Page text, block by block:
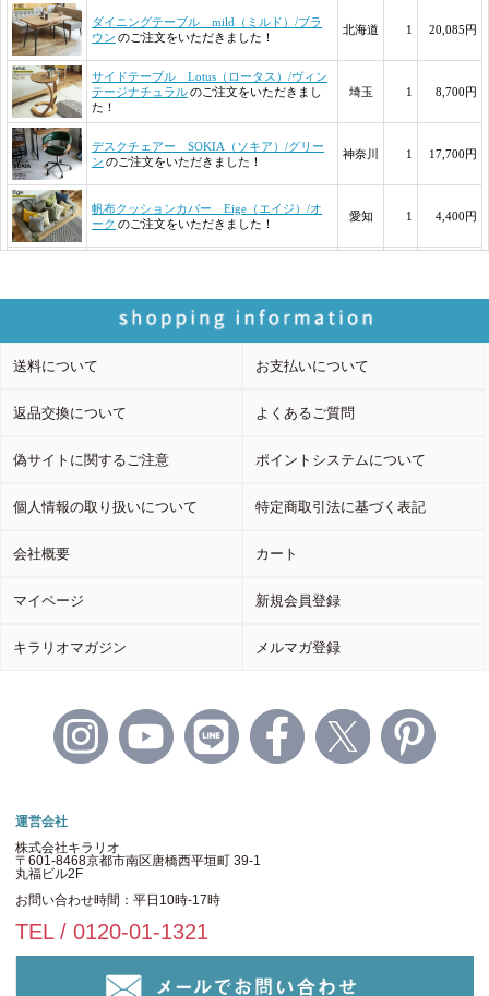
送料について お支払いについて
返品交換について よくあるご質問
偽サイトに関するご注意 ポイントシステムについて
個人情報の取り扱いについて 特定商取引法に基づく表記
会社概要 カート
マイページ 新規会員登録
キラリオマガジン メルマガ登録
運営会社
株式会社キラリオ
〒601-8468京都市南区唐橋西平垣町 39-1
丸福ビル2F
お問い合わせ時間：平日10時-17時
TEL / 0120-01-1321